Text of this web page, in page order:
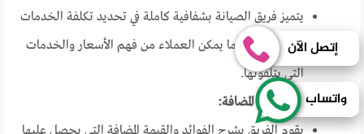
يتميز فريق الصيانة بشفافية كاملة في تحديد تكلفة الخدمات
منذ البداية، مما يمكن العملاء من فهم الأسعار والخدمات
التي يتلقونها.
توضيح القيمة المضافة:
إتصل الآن
واتساب